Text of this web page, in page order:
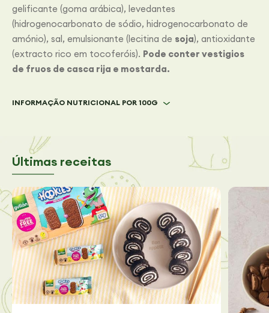
gelificante (goma arábica), levedantes
(hidrogenocarbonato de sódio, hidrogenocarbonato de
amónio), sal, emulsionante (lecitina de soja), antioxidante
(extracto rico em tocoferóis). Pode conter vestigios
de fruos de casca rija e mostarda.
INFORMAÇÃO NUTRICIONAL POR 100G
Últimas receitas